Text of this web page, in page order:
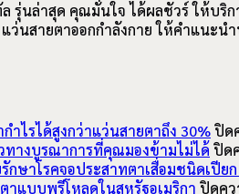
รุ่นล่าสุด คุณมั่นใจ ได้ผลชัวร์ ให้บ
ว่นสายตาออกกำลังกาย ให้คำแนะ
ไรได้สูงกว่าแว่นสายตาถึง 30%ปิด
ทางบูรณาการที่คุณมองข้ามไม่ได้ ปิด
ษาโรคจอประสาทตาเสื่อมชนิดเปียก
าแบบพรีโหลดในสหรัฐอเมริกา ปิดคว